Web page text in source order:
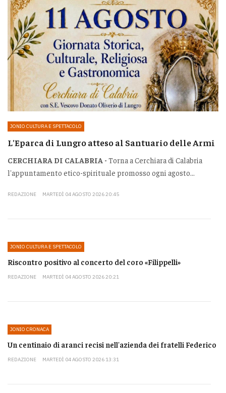
JONIO CULTURA E SPETTACOLO
L'Eparca di Lungro atteso al Santuario delle Armi
CERCHIARA DI CALABRIA - Torna a Cerchiara di Calabria
l'appuntamento etico-spirituale promosso ogni agosto...
REDAZIONE MARTEDÌ 04 AGOSTO 2026 20:45
JONIO CULTURA E SPETTACOLO
Riscontro positivo al concerto del coro «Filippelli»
REDAZIONE MARTEDÌ 04 AGOSTO 2026 20:21
JONIO CRONACA
Un centinaio di aranci recisi nell'azienda dei fratelli Federico
REDAZIONE MARTEDÌ 04 AGOSTO 2026 13:31